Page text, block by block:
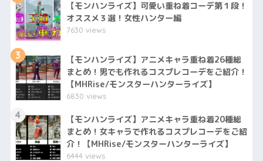
【モンハンライズ】可愛い重ね着コーデ第１段！
オススメ３選！女性ハンター編
7630 views
3
【モンハンライズ】アニメキャラ重ね着26種総
まとめ！男でも作れるコスプレコーデをご紹介！
【MHRise/モンスターハンターライズ】
6830 views
4
【モンハンライズ】アニメキャラ重ね着20種総
まとめ！女キャラで作れるコスプレコーデをご紹
介！【MHRise/モンスターハンターライズ】
6444 views